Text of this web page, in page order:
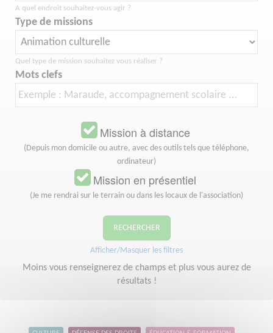
A quel endroit souhaitez-vous agir ?
Type de missions
Quel type de mission souhaitez vous réaliser ?
Mots clefs
Mission à distance
(Depuis mon domicile ou autre, avec des outils tels que téléphone,
ordinateur)
Mission en présentiel
(Je me rendrai sur le terrain ou dans les locaux de l'association)
RECHERCHER
Afficher/Masquer les filtres
Moins vous renseignerez de champs et plus vous aurez de
résultats !